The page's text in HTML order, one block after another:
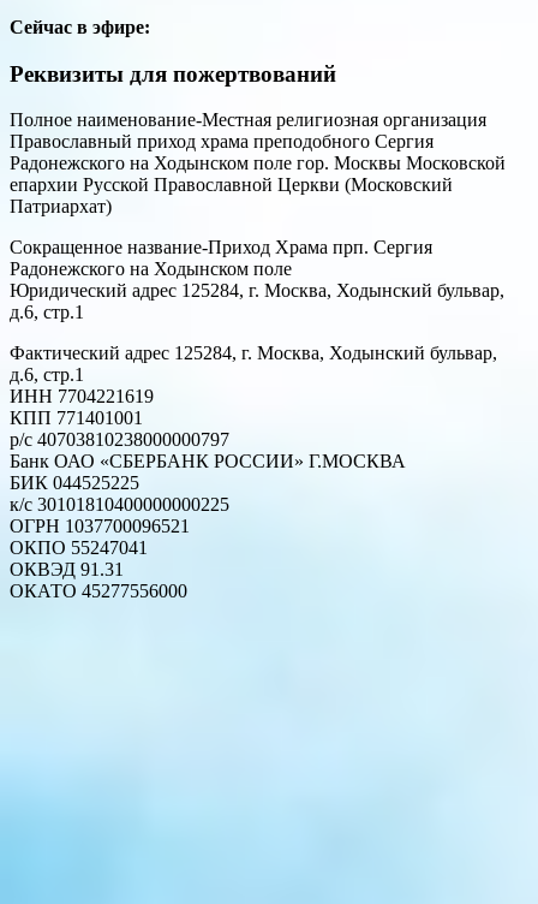
Сейчас в эфире:
Реквизиты для пожертвований
Полное наименование-Местная религиозная организация
Православный приход храма преподобного Сергия
Радонежского на Ходынском поле гор. Москвы Московской
епархии Русской Православной Церкви (Московский
Патриархат)
Сокращенное название-Приход Храма прп. Сергия
Радонежского на Ходынском поле
Юридический адрес 125284, г. Москва, Ходынский бульвар,
д.6, стр.1
Фактический адрес 125284, г. Москва, Ходынский бульвар,
д.6, стр.1
ИНН 7704221619
КПП 771401001
р/с 40703810238000000797
Банк ОАО «СБЕРБАНК РОССИИ» Г.МОСКВА
БИК 044525225
к/с 30101810400000000225
ОГРН 1037700096521
ОКПО 55247041
ОКВЭД 91.31
ОКАТО 45277556000